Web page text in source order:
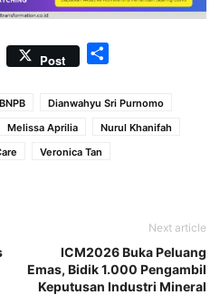
Post
BNPB
Dianwahyu Sri Purnomo
Melissa Aprilia
Nurul Khanifah
Veronica Tan
Next article
ICM2026 Buka Peluang
Emas, Bidik 1.000 Pengambil
Keputusan Industri Mineral